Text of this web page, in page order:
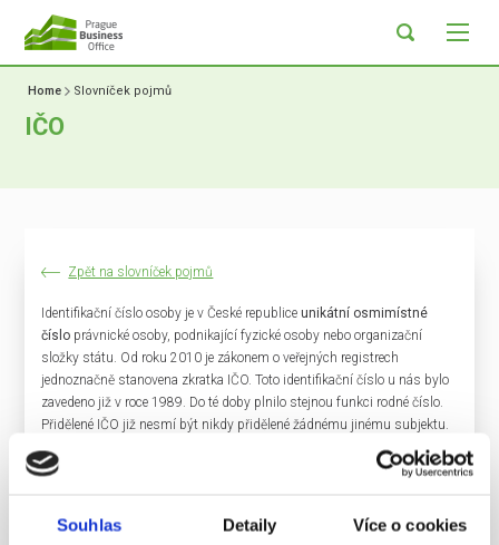
Souhlas Detaily Více o cookies
Home Slovníček pojmů
IČO
Zpět na slovníček pojmů
Identifikační číslo osoby je v České republiceunikátní osmimístné
číslo právnické osoby, podnikající fyzické osoby nebo organizační
složky státu. Od roku 2010 je zákonem o veřejných registrech
jednoznačně stanovena zkratka IČO. Toto identifikační číslo u nás bylo
zavedeno již v roce 1989. Do té doby plnilo stejnou funkci rodné číslo.
Přidělené IČO již nesmí být nikdy přidělené žádnému jinému subjektu.
Toto
platí i v případě, že subjekt již zanikl. Každý subjekt má
jen jedno IČO
více činnostmi. Obdobná
fyzickým osobám, které vykonávají duševní nebo tvůrčí činnost podle
autorského zákona. Výjimkou jsou také fyzické osoby, které dělají